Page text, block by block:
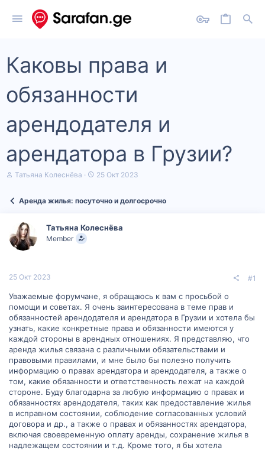
Каковы права и
обязанности
арендодателя и
арендатора в Грузии?
А
е
м
ы
Татьяна Колеснёва
Д
а
ч
25 Окт 2023
Аренда жилья: посуточно и долгосрочно
Татьяна Колеснёва
Member
25 Окт 2023 #1
Уважаемые форумчане, я обращаюсь к вам с просьбой о
помощи и советах. Я очень заинтересована в теме прав и
обязанностей арендодателя и арендатора в Грузии и хотела бы
узнать, какие конкретные права и обязанности имеются у
каждой стороны в арендных отношениях. Я представляю, что
аренда жилья связана с различными обязательствами и
правовыми правилами, и мне было бы полезно получить
информацию о правах арендатора и арендодателя, а также о
том, какие обязанности и ответственность лежат на каждой
стороне. Буду благодарна за любую информацию о правах и
обязанностях арендодателя, таких как предоставление жилья
в исправном состоянии, соблюдение согласованных условий
договора и др., а также о правах и обязанностях арендатора,
включая своевременную оплату аренды, сохранение жилья в
надлежащем состоянии и т.д. Кроме того, я бы хотела